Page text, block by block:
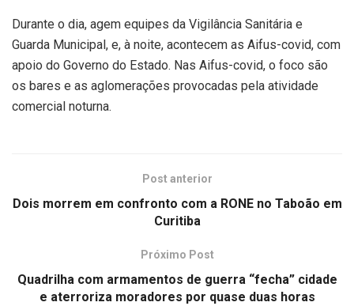
Durante o dia, agem equipes da Vigilância Sanitária e
Guarda Municipal, e, à noite, acontecem as Aifus-covid, com
apoio do Governo do Estado. Nas Aifus-covid, o foco são
os bares e as aglomerações provocadas pela atividade
comercial noturna.
Post anterior
Dois morrem em confronto com a RONE no Taboão em
Curitiba
Próximo Post
Quadrilha com armamentos de guerra “fecha” cidade
e aterroriza moradores por quase duas horas